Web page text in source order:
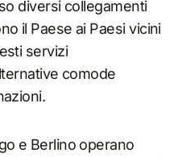
diversi collegamenti
il Paese ai Paesi vicini
servizi
comode
e Berlino operano